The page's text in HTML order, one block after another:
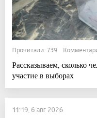
Прочитали: 739
Рассказываем, сколько
участие в выборах
11:19, 6 авг 2026